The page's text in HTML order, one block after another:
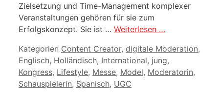
Zielsetzung und Time-Management komplexer
Veranstaltungen gehören für sie zum
Erfolgskonzept. Sie ist … Weiterlesen …
Kategorien Content Creator, digitale Moderation,
Englisch, Holländisch, International, jung,
Kongress, Lifestyle, Messe, Model, Moderatorin,
Schauspielerin, Spanisch, UGC